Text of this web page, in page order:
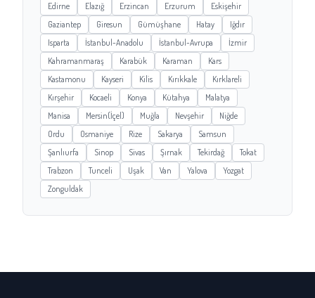
Edirne
Elazığ Erzincan Erzurum
Eskişehir
Gaziantep
Giresun Gümüşhane Hatay
Iğdır
Isparta
İstanbul-Anadolu İstanbul-Avrupa
İzmir
Kahramanmaraş
Karabük Karaman
Kars
Kastamonu
Kayseri Kilis Kırıkkale
Kırklareli
Kırşehir
Kocaeli Konya Kütahya
Malatya
Manisa
Mersin(İçel) Muğla Nevşehir
Niğde
Ordu
Osmaniye Rize Sakarya
Samsun
Şanlıurfa
Sinop Sivas Şırnak Tekirdağ
Tokat
Trabzon
Tunceli Uşak Van Yalova
Yozgat
Zonguldak